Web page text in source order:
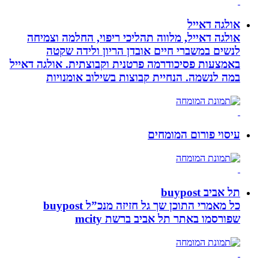
אולגה דאייל
אולגה דאייל, מלווה תהליכי ריפוי, החלמה וצמיחה
לנשים במשברי חיים אובדן הריון ולידה שקטה
באמצעות פסיכודרמה פרטנית וקבוצתית. אולגה דאייל
במה לנשמה. ‏הנחיית קבוצות בשילוב אומנויות‏
עיסוי פורום המומחים
תל אביב buypost
כל מאמרי התוכן שך גל חזיזה מנכ”ל buypost
שפורסמו באתר תל אביב ברשת mcity